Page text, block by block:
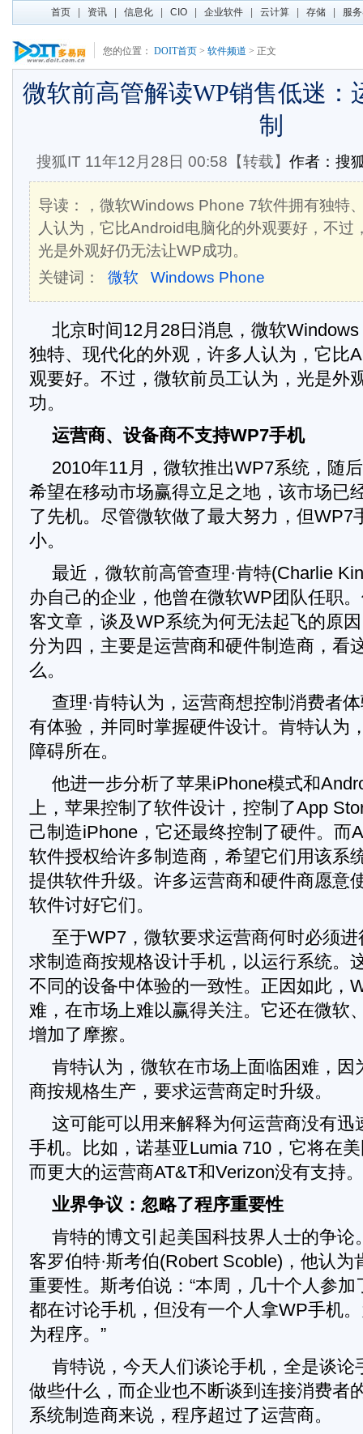
首页 资讯 信息化 CIO 企业软件 云计算 存储 服
您的位置： DOIT首页 > 软件频道 > 正文
微软前高管解读WP销售低迷：
制
搜狐IT 11年12月28日 00:58【转载】 作者：搜
导读：，微软Windows Phone 7软件拥有独特
人认为，它比Android电脑化的外观要好，不过
光是外观好仍无法让WP成功。
关键词：
微软 Windows Phone
北京时间12月28日消息，微软
独特、现代化的外观，许多人认为，它比
观要好。不过，微软前员工认为，光是外
功。
运营商、设备商不支持WP7手机
2010年11月，微软推出WP7系统，随
希望在移动市场赢得立足之地，该市场已
了先机。尽管微软做了最大努力，但WP7
小。
最近，微软前高管查理·肯特(Charlie
办自己的企业，他曾在微软WP团队任职
客文章，谈及WP系统为何无法起飞的原
分为四，主要是运营商和硬件制造商，看
么。
查理·肯特认为，运营商想控制消费者
有体验，并同时掌握硬件设计。肯特认为
障碍所在。
他进一步分析了苹果iPhone模式和
上，苹果控制了软件设计，控制了App
己制造iPhone，它还最终控制了硬件。而
软件授权给许多制造商，希望它们用该系
提供软件升级。许多运营商和硬件商愿意
软件讨好它们。
至于WP7，微软要求运营商何时必须
求制造商按规格设计手机，以运行系统。
不同的设备中体验的一致性。正因如此，
难，在市场上难以赢得关注。它还在微软
增加了摩擦。
肯特认为，微软在市场上面临困难，因
商按规格生产，要求运营商定时升级。
这可能可以用来解释为何运营商没有迅
手机。比如，诺基亚Lumia 710，它将在
而更大的运营商AT&T和Verizon没有支持。
业界争议：忽略了程序重要性
肯特的博文引起美国科技界人士的争论
客罗伯特·斯考伯(Robert Scoble)，他认为
重要性。斯考伯说：“本周，几十个人参
都在讨论手机，但没有一个人拿WP手机
为程序。”
肯特说，今天人们谈论手机，全是谈论
做些什么，而企业也不断谈到连接消费者
系统制造商来说，程序超过了运营商。